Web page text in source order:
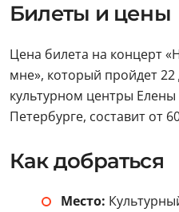
Билеты и цены
Цена билета на концерт
мне», который пройдет 22
культурном центры
Петербурге, составит от
Как добраться
Место: